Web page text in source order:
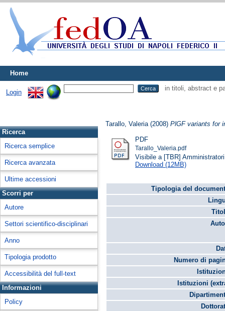
Home
Login
in titoli, abstract e
Ricerca
Ricerca semplice
Ricerca avanzata
Ultime accessioni
Scorri per
Autore
Settori scientifico-disciplinari
Anno
Tipologia prodotto
Accessibilità del full-text
Informazioni
Policy
Tarallo, Valeria (2008)PlGF variants for
PDF
Tarallo_Valeria.pdf
Visibile a [TBR]
Download (12MB)
Tipologia del
Numero di
Istituzioni